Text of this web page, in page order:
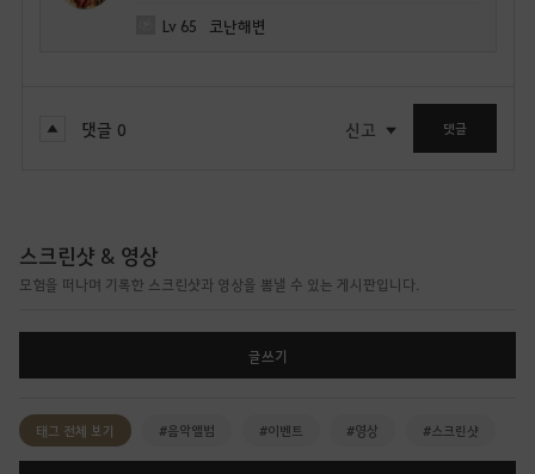
Lv 65 코난해변
댓글 0 신고 댓글
스크린샷 & 영상
모험을 떠나며 기록한 스크린샷과 영상을 뽐낼 수 있는 게시판입니다.
글쓰기
태그 전체 보기 #음악앨범 #이벤트 #영상 #스크린샷